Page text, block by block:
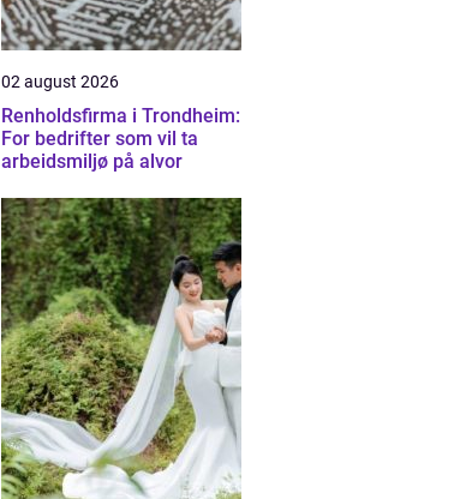
02 august 2026
Renholdsfirma i Trondheim:
For bedrifter som vil ta
arbeidsmiljø på alvor